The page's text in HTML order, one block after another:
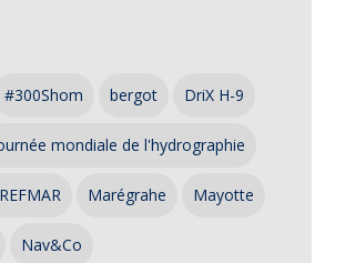
#300Shom bergot DriX H-9
mondiale de l'hydrographie
Marégrahe Mayotte
Nav&Co